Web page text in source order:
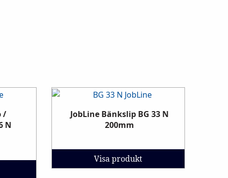
/
N
JobLine Bänkslip BG 33 N
200mm
Visa produkt